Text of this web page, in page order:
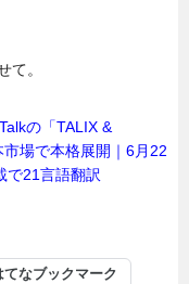
て。
の「TALIX &
場で本格展開｜6月22
で21言語翻訳
てなブックマーク